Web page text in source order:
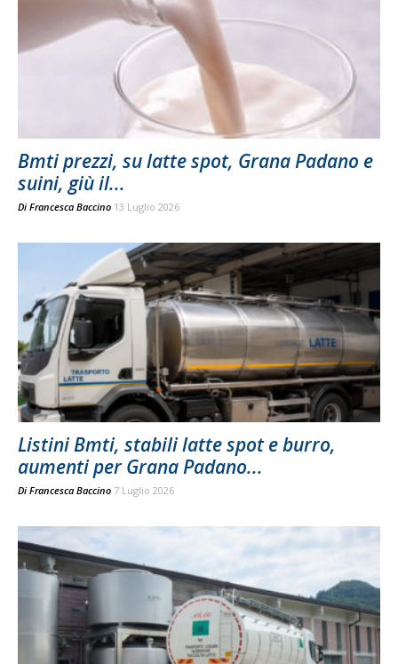
Bmti prezzi, su latte spot, Grana Padano e
suini, giù il...
Di Francesca Baccino 13 Luglio 2026
Listini Bmti, stabili latte spot e burro,
aumenti per Grana Padano...
Di Francesca Baccino 7 Luglio 2026